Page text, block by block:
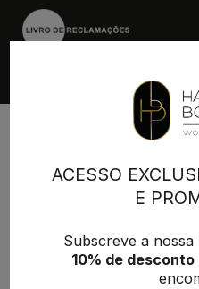
+351 215
ACESSO
E
Subscreve a
10% de desconto